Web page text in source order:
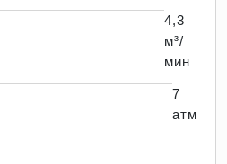
4,3
м³/
мин
7
атм